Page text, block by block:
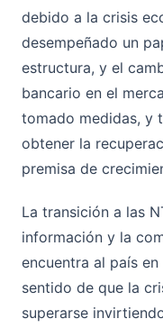
debido a la crisis
desempeñado un
estructura, y el
bancario en el
tomado medidas, y
obtener la
premisa de
La transición a las
información y la
encuentra al país
sentido de que la
superarse